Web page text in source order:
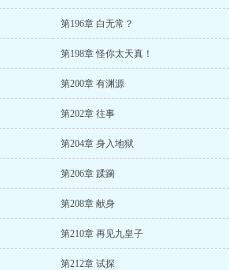
第196章 白无常？
第198章 怪你太天真！
第200章 有渊源
第202章 往事
第204章 身入地狱
第206章 蹂躏
第208章 献身
第210章 再见九皇子
第212章 试探